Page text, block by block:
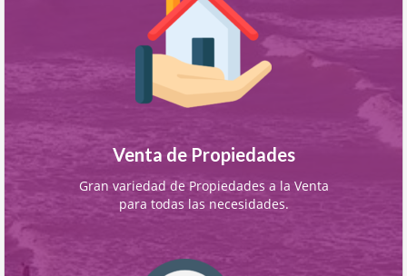
Venta de Propiedades
Gran variedad de Propiedades a la Venta
para todas las necesidades.